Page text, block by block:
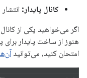
کانال پایدار:
هنوز از ساخت پایدار
امتحان کنید، می‌توانید